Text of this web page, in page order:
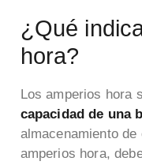
¿Qué
hora?
Los amperios hora
capacidad de una
almacenamiento
amperios hora,